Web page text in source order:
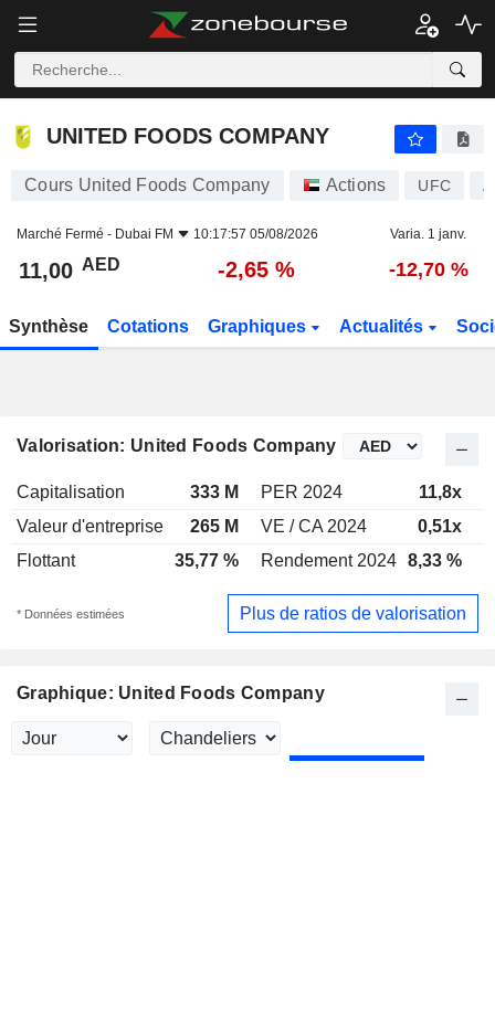
UNITED FOODS COMPANY
UNITED FOODS COMPANY
Cours United Foods Company Actions UFC
Marché Fermé - Dubai FM 10:17:57 05/08/2026 Varia. 1 janv.
11,00 AED -2,65 % -12,70 %
Synthèse Cotations Graphiques Actualités
Valorisation: United Foods Company
Capitalisation 333 M PER 2024 11,8x
Valeur d'entreprise
265 M VE / CA 2024 0,51x
Flottant
35,77 % Rendement 2024 8,33 %
* Données estimées Plus de ratios de valorisation
Graphique: United Foods Company